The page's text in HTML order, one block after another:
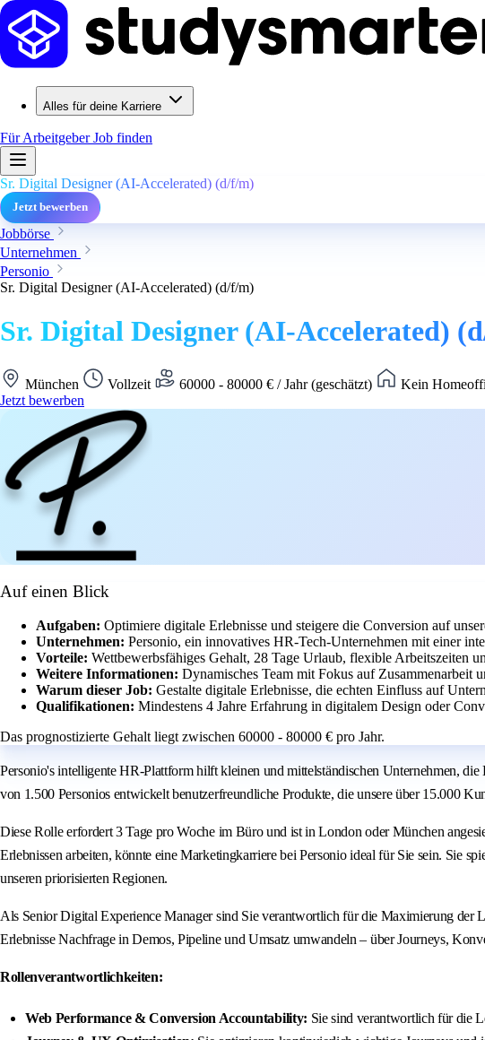
Alles für deine Karriere
Für ArbeitgeberJob finden
Sr. Digital Designer (AI-Accelerated) (d/f/m)
Jetzt bewerben
Jobbörse
Unternehmen
Personio
Sr. Digital Designer (AI-Accelerated) (d/f/m)
Sr. Digital Designer (AI-Accelerated)
München Vollzeit 60000 - 80000 € / Jahr (geschätzt)
Kein
Jetzt bewerben
Auf einen Blick
Aufgaben: Optimiere digitale Erlebnisse und steigere die Conversion auf
Unternehmen: Personio, ein innovatives HR-Tech-Unternehmen mit einer
Vorteile: Wettbewerbsfähiges Gehalt, 28 Tage Urlaub, flexible Arbeitszeiten
Weitere Informationen: Dynamisches Team mit Fokus auf Zusammenarbeit
Warum dieser Job: Gestalte digitale Erlebnisse, die echten Einfluss auf
Qualifikationen: Mindestens 4 Jahre Erfahrung in digitalem Design oder
Das prognostizierte Gehalt liegt zwischen 60000 - 80000 € pro Jahr.
Personio's intelligente HR-Plattform hilft kleinen und mittelständischen Unternehmen,
von 1.500 Personios entwickelt benutzerfreundliche Produkte, die unsere über 15.000
Diese Rolle erfordert 3 Tage pro Woche im Büro und ist in London oder München
Erlebnissen arbeiten, könnte eine Marketingkarriere bei Personio ideal für Sie sein. Sie
unseren priorisierten Regionen.
Als Senior Digital Experience Manager sind Sie verantwortlich für die Maximierung der
Erlebnisse Nachfrage in Demos, Pipeline und Umsatz umwandeln – über Journeys,
Rollenverantwortlichkeiten:
Web Performance & Conversion Accountability: Sie sind verantwortlich für die